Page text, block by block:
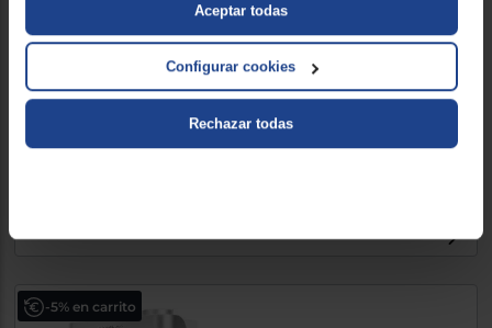
Aceptar todas
Configurar cookies
Rechazar todas
348C
2000 W, Blanco
-5% en carrito